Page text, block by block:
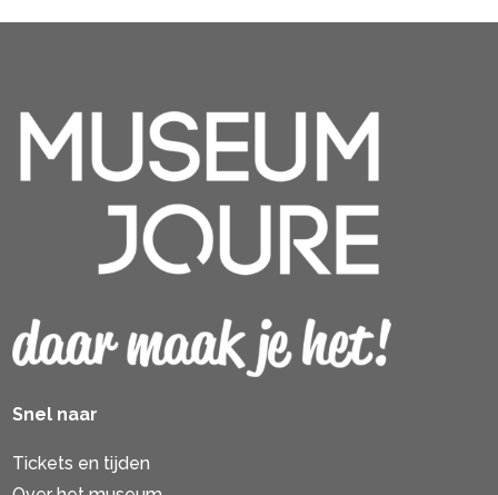
Snel naar
Tickets en tijden